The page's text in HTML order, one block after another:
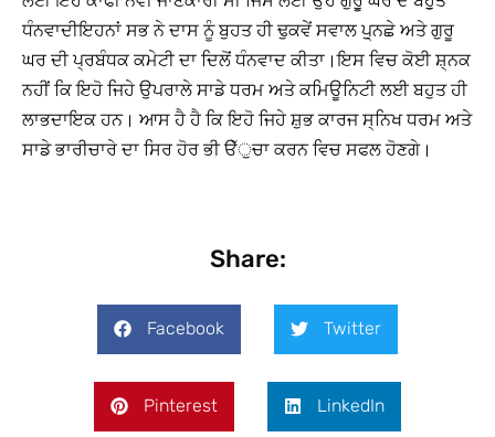
ਧੰਨਵਾਦੀਇਹਨਾਂ ਸਭ ਨੇ ਦਾਸ ਨੂੰ ਬੁਹਤ ਹੀ ਢੁਕਵੇਂ ਸਵਾਲ ਪੁ੍ਨਛੇ ਅਤੇ ਗੁਰੂ
ਘਰ ਦੀ ਪ੍ਰਬੰਧਕ ਕਮੇਟੀ ਦਾ ਦਿਲੋਂ ਧੰਨਵਾਦ ਕੀਤਾ।ਇਸ ਵਿਚ ਕੋਈ ਸ਼੍ਨਕ
ਨਹੀਂ ਕਿ ਇਹੋ ਜਿਹੇ ਉਪਰਾਲੇ ਸਾਡੇ ਧਰਮ ਅਤੇ ਕਮਿਊਨਿਟੀ ਲਈ ਬਹੁਤ ਹੀ
ਲਾਭਦਾਇਕ ਹਨ। ਆਸ ਹੈ ਹੈ ਕਿ ਇਹੋ ਜਿਹੇ ਸ਼ੁਭ ਕਾਰਜ ਸ੍ਨਿਖ ਧਰਮ ਅਤੇ
ਸਾਡੇ ਭਾਰੀਚਾਰੇ ਦਾ ਸਿਰ ਹੋਰ ਭੀ ੳੱੁਚਾ ਕਰਨ ਵਿਚ ਸਫਲ ਹੋਣਗੇ।
Share:
Facebook Twitter
Pinterest LinkedIn